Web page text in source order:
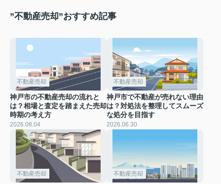
”不動産売却”おすすめ記事
不動産売却
神戸市の不動産売却の流れと
は？相場と査定を踏まえた売却
時期の考え方
2026.08.04
不動産売却
神戸市で不動産が売れない理由
は？対処法を整理してスムーズ
な処分を目指す
2026.06.30
不動産売却 不動産売却